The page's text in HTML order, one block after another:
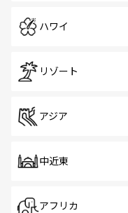
ハワイ
リゾート
アジア
中近東
アフリカ